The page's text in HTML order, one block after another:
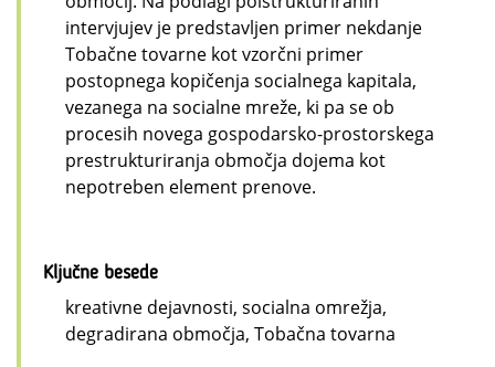
intervjujev je predstavljen primer nekdanje
Tobačne tovarne kot vzorčni primer
postopnega kopičenja socialnega kapitala,
vezanega na socialne mreže, ki pa se ob
procesih novega gospodarsko-prostorskega
prestrukturiranja območja dojema kot
nepotreben element prenove.
Ključne besede
kreativne dejavnosti, socialna omrežja,
degradirana območja, Tobačna tovarna